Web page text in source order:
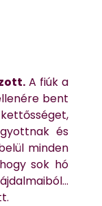
A fiúk a
bent
és
minden
sok hó